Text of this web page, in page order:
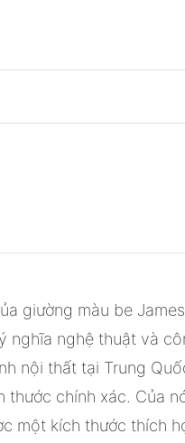
giường màu be
nghĩa nghệ thuật và
nội thất tại Trung
thước chính xác. Của
một kích thước thích